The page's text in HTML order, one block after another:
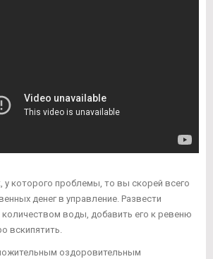
у которого проблемы, то вы скорей всего
денег в управление. Развести
воды, добавить его к ревеню
вскипятить.
оздоровительным